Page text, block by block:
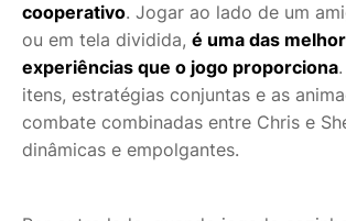
cooperativo. Jogar ao lado de um
ou em tela dividida, é uma das
experiências que o jogo proporciona
itens, estratégias conjuntas e as
combate combinadas entre Chris e
dinâmicas e empolgantes.